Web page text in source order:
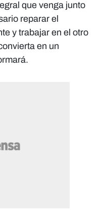
que venga junto
reparar el
y trabajar en el otro
en un